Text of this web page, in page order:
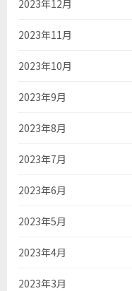
2023年12月
2023年11月
2023年10月
2023年9月
2023年8月
2023年7月
2023年6月
2023年5月
2023年4月
2023年3月